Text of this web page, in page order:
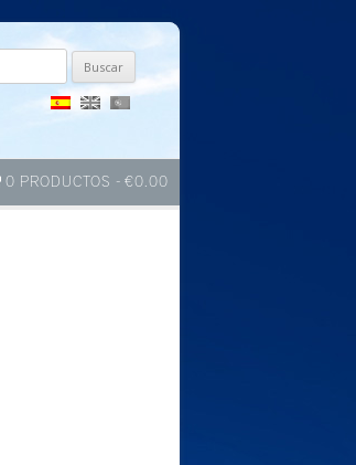
0 PRODUCTOS €0.00